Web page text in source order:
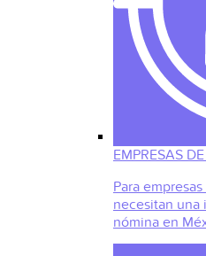
EMPRESAS
Para
necesitan una
nómina en